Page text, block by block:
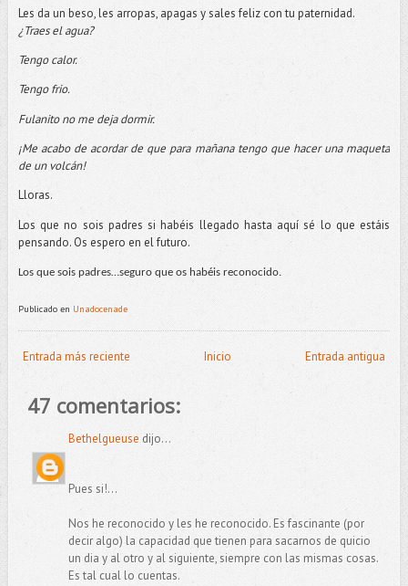
Les da un beso, les arropas, apagas y sales feliz con tu paternidad.
¿Traes el agua?
Tengo calor.
Tengo frio.
Fulanito no me deja dormir.
¡Me acabo de acordar de que para mañana tengo que hacer una maqueta
de un volcán!
Lloras.
Los que no sois padres si habéis llegado hasta aquí sé lo que estáis
pensando. Os espero en el futuro.
Los que sois padres…seguro que os habéis reconocido.
Publicado en Unadocenade
Entrada más reciente Entrada antigua
Inicio
47 comentarios:
Bethelgueuse dijo...
Pues si!...
Nos he reconocido y les he reconocido. Es fascinante (por
decir algo) la capacidad que tienen para sacarnos de quicio
un dia y al otro y al siguiente, siempre con las mismas cosas.
Es tal cual lo cuentas.